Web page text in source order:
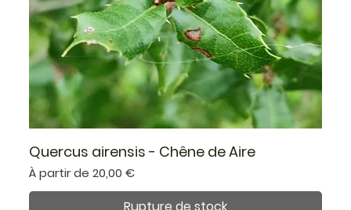
Quercus airensis - Chêne de Aire
À partir de20,00 €
Prix promotionnel